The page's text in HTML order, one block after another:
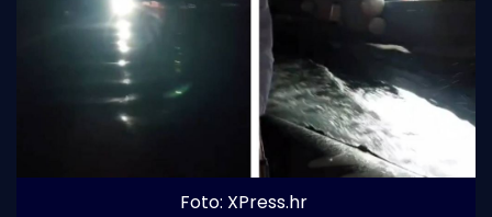
Foto: XPress.hr